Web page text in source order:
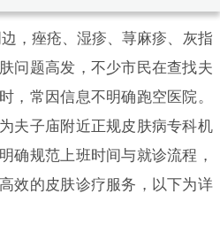
痤疮、湿疹、荨麻疹、灰指
问题高发，不少市民在查找夫
，常因信息不明确跑空医院。
夫子庙附近正规皮肤病专科机
确规范上班时间与就诊流程，
效的皮肤诊疗服务，以下为详